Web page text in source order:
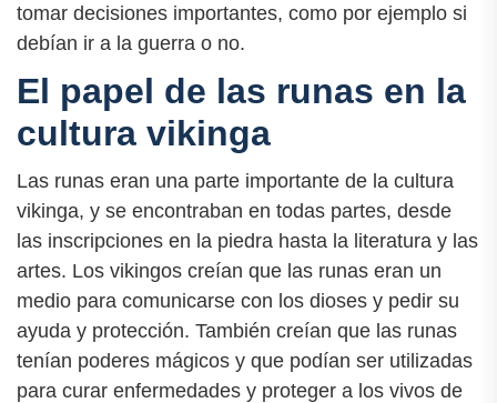
tomar decisiones importantes, como por ejemplo si
debían ir a la guerra o no.
El papel de las runas en la
cultura vikinga
Las runas eran una parte importante de la cultura
vikinga, y se encontraban en todas partes, desde
las inscripciones en la piedra hasta la literatura y las
artes. Los vikingos creían que las runas eran un
medio para comunicarse con los dioses y pedir su
ayuda y protección. También creían que las runas
tenían poderes mágicos y que podían ser utilizadas
para curar enfermedades y proteger a los vivos de